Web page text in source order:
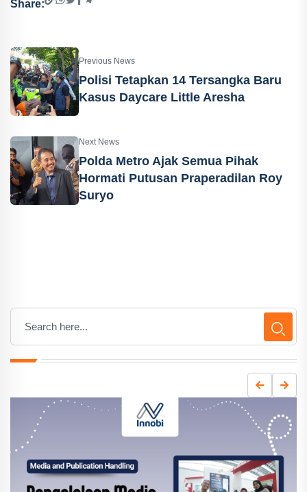
Share:
Previous News
Polisi Tetapkan 14 Tersangka Baru
Kasus Daycare Little Aresha
Next News
Polda Metro Ajak Semua Pihak
Hormati Putusan Praperadilan Roy
Suryo